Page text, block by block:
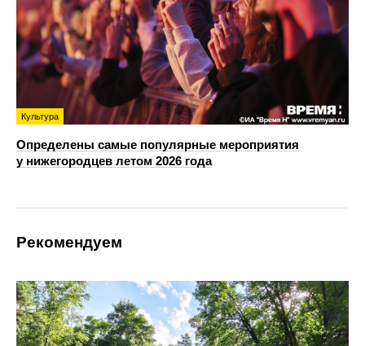
Культура
Определены самые популярные мероприятия
у нижегородцев летом 2026 года
Рекомендуем